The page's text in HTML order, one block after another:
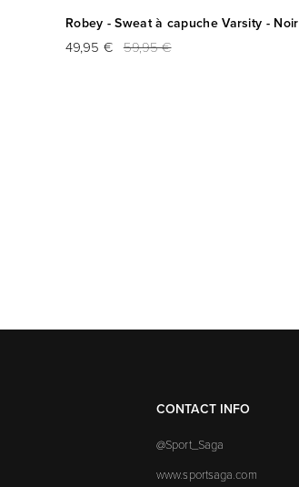
Robey - Sweat à capuche Varsity - Noir
49,95 € 59,95 €
CONTACT INFO
@Sport_Saga
www.sportsaga.com